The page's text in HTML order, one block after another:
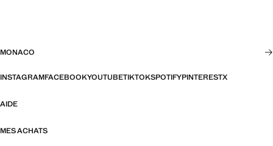
MONACO
INSTAGRAMFACEBOOKYOUTUBETIKTOKSPOTIFYPINTERESTX
AIDE
MES ACHATS